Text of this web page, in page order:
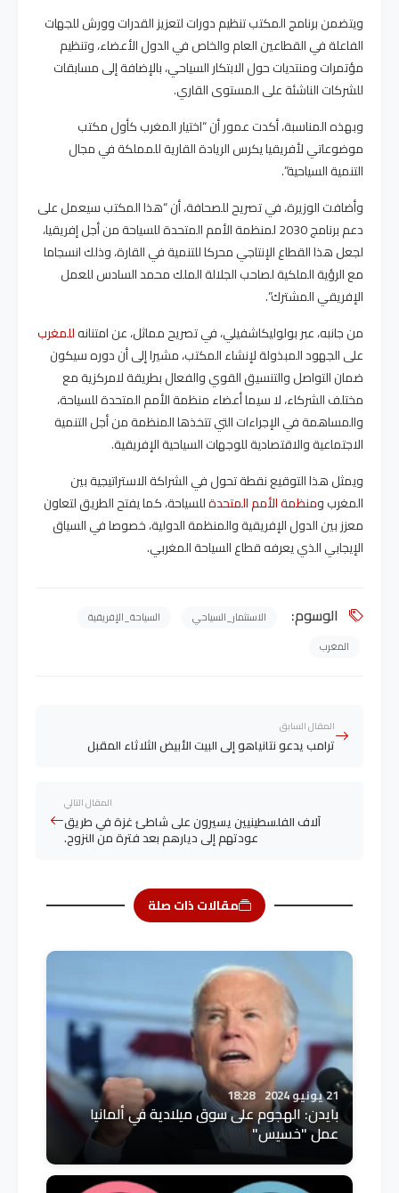
ويتضمن برنامج المكتب تنظيم دورات لتعزيز القدرات وورش للجهات
الفاعلة في القطاعين العام والخاص في الدول الأعضاء، وتنظيم
مؤتمرات ومنتديات حول الابتكار السياحي، بالإضافة إلى مسابقات
للشركات الناشئة على المستوى القاري.
وبهذه المناسبة، أكدت عمور أن “اختيار المغرب كأول مكتب
موضوعاتي لأفريقيا يكرس الريادة القارية للمملكة في مجال
التنمية السياحية”.
وأضافت الوزيرة، في تصريح للصحافة، أن “هذا المكتب سيعمل على
دعم برنامج 2030 لمنظمة الأمم المتحدة للسياحة من أجل إفريقيا،
لجعل هذا القطاع الإنتاجي محركا للتنمية في القارة، وذلك انسجاما
مع الرؤية الملكية لصاحب الجلالة الملك محمد السادس للعمل
الإفريقي المشترك”.
من جانبه، عبر بولوليكاشفيلي، في تصريح مماثل، عن امتنانهللمغرب
على الجهود المبذولة لإنشاء المكتب، مشيرا إلى أن دوره سيكون
ضمان التواصل والتنسيق القوي والفعال بطريقة لامركزية مع
مختلف الشركاء، لا سيما أعضاء منظمة الأمم المتحدة للسياحة،
والمساهمة في الإجراءات التي تتخذها المنظمة من أجل التنمية
الاجتماعية والاقتصادية للوجهات السياحية الإفريقية.
ويمثل هذا التوقيع نقطة تحول في الشراكة الاستراتيجية بين
المغرب ومنظمة الأمم المتحدةللسياحة، كما يفتح الطريق لتعاون
معزز بين الدول الإفريقية والمنظمة الدولية، خصوصا في السياق
الإيجابي الذي يعرفه قطاع السياحة المغربي.
الوسوم: الاستثمار_السياحي
السياحة_الإفريقية
المغرب
المقال السابق
ترامب يدعو نتانياهو إلى البيت الأبيض الثلاثاء المقبل
المقال التالي
آلاف الفلسطينيين يسيرون على شاطئ غزة في طريق
عودتهم إلى ديارهم بعد فترة من النزوح.
مقالات ذات صلة
21 يونيو 2024 18:28
بايدن: الهجوم على سوق ميلادية في ألمانيا
عمل "خسيس"